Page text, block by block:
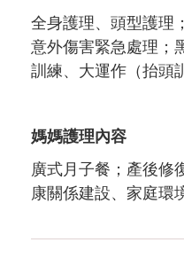
全身護理、頭型護理
意外傷害緊急處理；
訓練、大運作（抬頭
媽媽護理內容
廣式月子餐；產後修
康關係建設、家庭環